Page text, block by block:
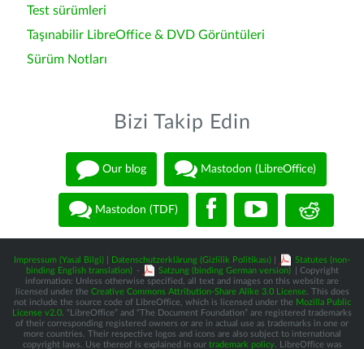
Test sürümleri
Taşınabilir LibreOffice & DVD Görüntüleri
Sürüm Notları
Bizi Takip Edin
Our blog Mastodon (LibreOffice)
Mastodon (TDF)
Impressum (Yasal Bilgi) Datenschutzerklärung (Gizlilik Politikası)
Statutes (non-
binding English translation) - Satzung (binding German version)
| Copyright
information: Unless otherwise specified, all text and images on this website are
licensed under the Creative Commons Attribution-Share Alike 3.0 License. This does
not include the source code of LibreOffice, which is licensed under the Mozilla Public
License v2.0 . “LibreOffice” and “The Document Foundation” are registered trademarks
of their corresponding registered owners or are in actual use as trademarks in one or
more countries. Their respective logos and icons are also subject to international
copyright laws. Use thereof is explained in our trademark policy. LibreOffice was